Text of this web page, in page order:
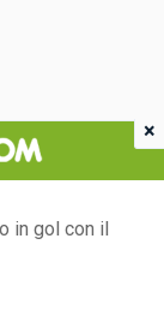
in gol con il
×